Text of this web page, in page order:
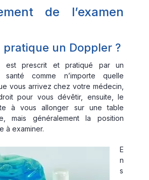
de l’examen
pratique un Doppler ?
est prescrit et pratiqué par un
comme n’importe quelle
vous arrivez chez votre médecin,
pour vous dévêtir, ensuite, le
à vous allonger sur une table
mais généralement la position
à examiner.
E
n
s